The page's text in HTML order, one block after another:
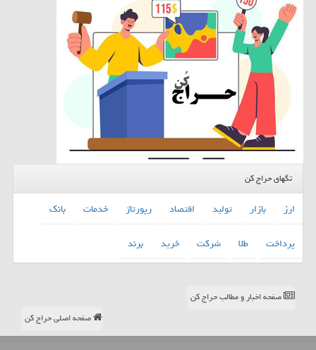
تگهای حراج کن
ارز بازار تولید اقتصاد رپورتاژ خدمات
بانك
پرداخت
طلا شركت خرید برند
صفحه اخبار و مطالب حراج کن
صفحه اصلی حراج کن